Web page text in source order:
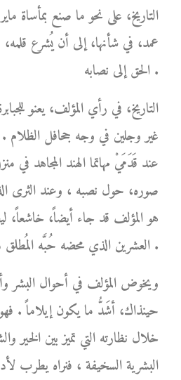
التاريخ، على نحو ما صنع بمأساة
عمد، في شأنها، إلى أن يُشرع
الحق إلى نصابه .
التاريخ، في رأي المؤلف، يعنو
غير وجلين في وجه جحافل الظلام
عند قَدَمَيْ مهاتما الهند المجاهد في
صوره، حول نصبه ، وعند الثرى
هو المؤلف قد جاء أيضاً، خاشعاً،
العشرين الذي محضه حُبَّه المُطلق دون أي منازع .
ويخوض المؤلف في أحوال البشر
حينذاك، أشَدُّ ما يكون إيلاماً .
خلال نظارته التي تميز بين الخير
البشرية السخيفة ، فنراه يطرب